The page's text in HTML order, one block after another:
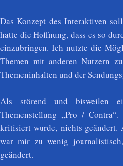
Das Konzept des Interaktiven
hatte die Hoffnung, dass es so
einzubringen. Ich nutzte die
Themen mit anderen Nutzern
Themeninhalten und der
Als störend und bisweilen
Themenstellung „Pro /
kritisiert wurde, nichts
war mir zu wenig
geändert.